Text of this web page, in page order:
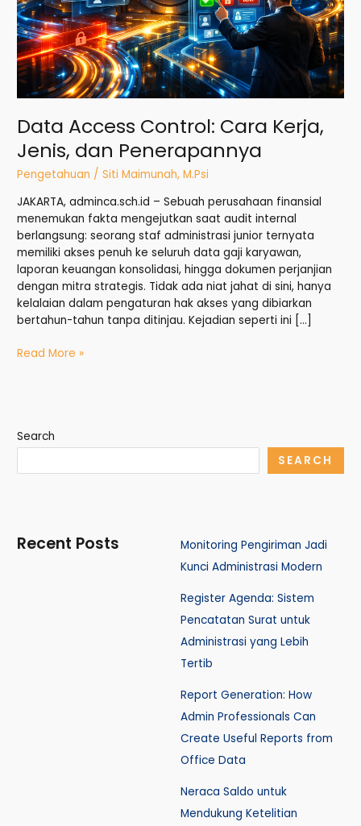
Data Access Control: Cara Kerja,
Jenis, dan Penerapannya
Pengetahuan /Siti Maimunah, M.Psi
JAKARTA, adminca.sch.id – Sebuah perusahaan finansial
menemukan fakta mengejutkan saat audit internal
berlangsung: seorang staf administrasi junior ternyata
memiliki akses penuh ke seluruh data gaji karyawan,
laporan keuangan konsolidasi, hingga dokumen perjanjian
dengan mitra strategis. Tidak ada niat jahat di sini, hanya
kelalaian dalam pengaturan hak akses yang dibiarkan
bertahun-tahun tanpa ditinjau. Kejadian seperti ini […]
Penerapannya
Read More »
Search
SEARCH
Recent Posts
Monitoring Pengiriman Jadi
Kunci Administrasi Modern
Register Agenda: Sistem
Pencatatan Surat untuk
Administrasi yang Lebih
Tertib
Report Generation: How
Admin Professionals Can
Create Useful Reports from
Office Data
Neraca Saldo untuk
Mendukung Ketelitian